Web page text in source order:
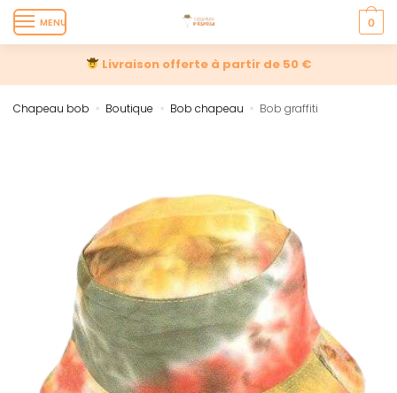
MENU 0
Livraison offerte à partir de 50 €
Chapeau bob » Boutique » Bob chapeau » Bob graffiti